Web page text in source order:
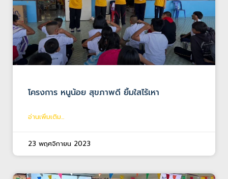
โครงการ หนูน้อย สุขภาพดี ยิ้มใสไร้เหา
อ่านเพิ่มเติม...
23 พฤศจิกายน 2023